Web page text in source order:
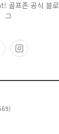
골프존 공식 블로
그